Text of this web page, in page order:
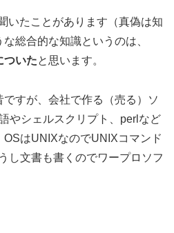
いたことがあります（真偽は知
総合的な知識というのは、
ついたと思います。
すが、会社で作る（売る）ソ
やシェルスクリプト、perlなど
はUNIXなのでUNIXコマンド
し文書も書くのでワープロソフ